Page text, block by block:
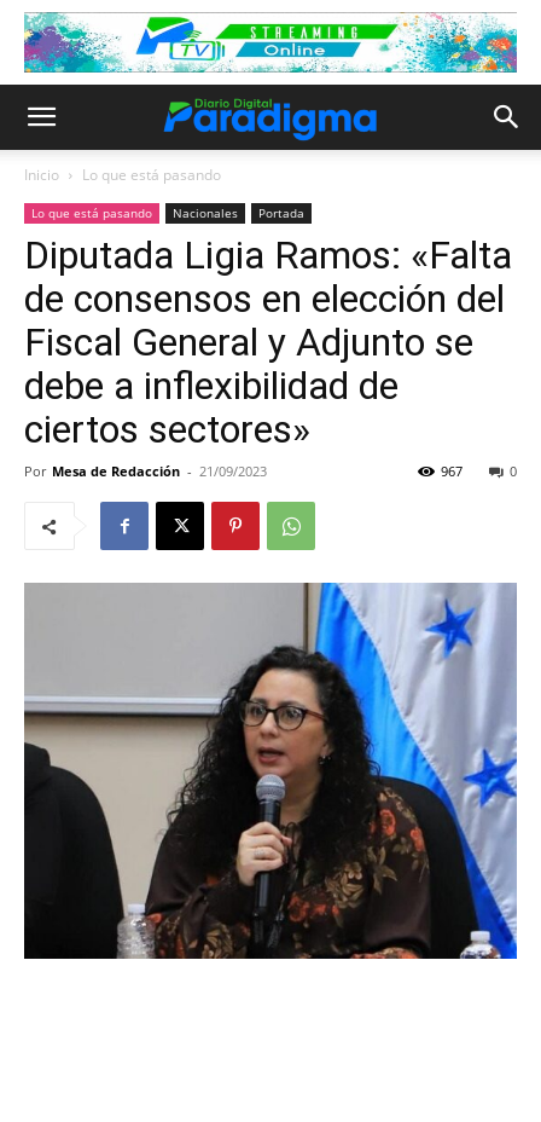
Inicio Lo que está pasando
Lo que está pasando Nacionales Portada
Diputada Ligia Ramos: «Falta
de consensos en elección del
Fiscal General y Adjunto se
debe a inflexibilidad de
ciertos sectores»
Por Mesa de Redacción - 21/09/2023 0
967